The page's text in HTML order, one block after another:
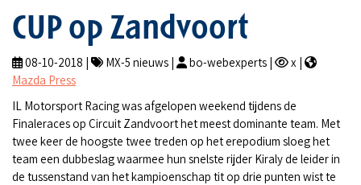
CUP op Zandvoort
08-10-2018 | MX-5 nieuws | bo-webexperts |
x |
Mazda Press
IL Motorsport Racing was afgelopen weekend tijdens de
Finaleraces op Circuit Zandvoort het meest dominante team. Met
twee keer de hoogste twee treden op het erepodium sloeg het
team een dubbeslag waarmee hun snelste rijder Kiraly de leider in
de tussenstand van het kampioenschap tit op drie punten wist te